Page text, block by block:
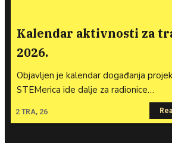
Kalendar aktivnosti za
2026.
2 TRA, 26
Objavljen je kalendar događanja
STEMerica ide dalje za radionice…